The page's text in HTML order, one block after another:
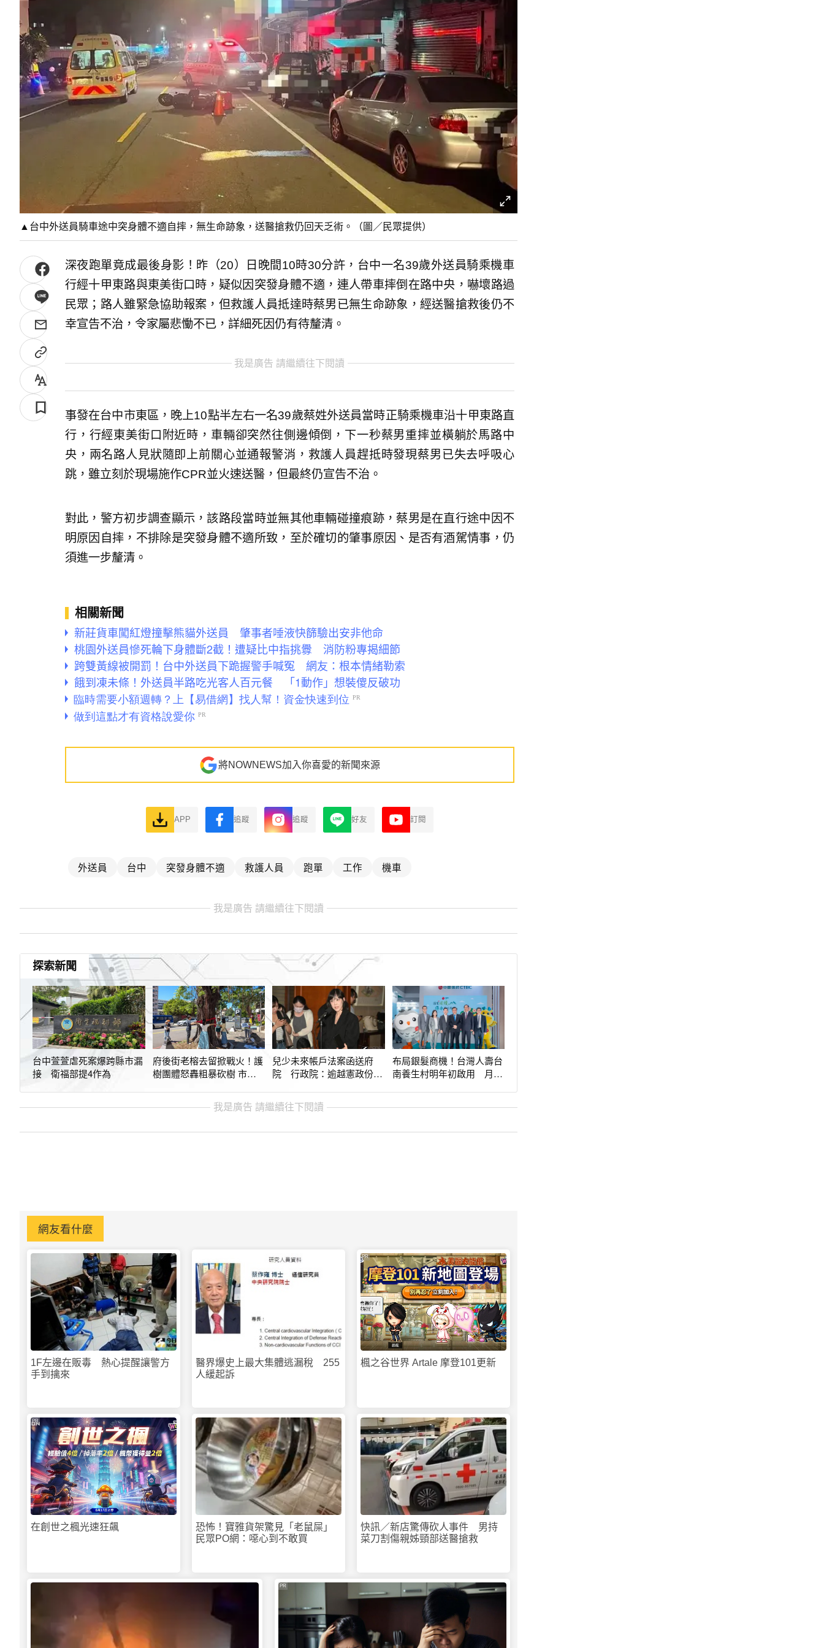
▲台中外送員騎車途中突身體不適自摔，無生命跡象，送醫搶救仍回天乏術。（圖／民眾提供）
深夜跑單竟成最後身影！昨（20）日晚間10時30分許，台中一名39歲外送員騎乘機車
行經十甲東路與東美街口時，疑似因突發身體不適，連人帶車摔倒在路中央，嚇壞路過
民眾；路人雖緊急協助報案，但救護人員抵達時蔡男已無生命跡象，經送醫搶救後仍不
幸宣告不治，令家屬悲慟不已，詳細死因仍有待釐清。
我是廣告 請繼續往下閱讀
事發在台中市東區，晚上10點半左右一名39歲蔡姓外送員當時正騎乘機車沿十甲東路直
行，行經東美街口附近時，車輛卻突然往側邊傾倒，下一秒蔡男重摔並橫躺於馬路中
央，兩名路人見狀隨即上前關心並通報警消，救護人員趕抵時發現蔡男已失去呼吸心
跳，雖立刻於現場施作CPR並火速送醫，但最終仍宣告不治。
對此，警方初步調查顯示，該路段當時並無其他車輛碰撞痕跡，蔡男是在直行途中因不
明原因自摔，不排除是突發身體不適所致，至於確切的肇事原因、是否有酒駕情事，仍
須進一步釐清。
相關新聞
新莊貨車闖紅燈撞擊熊貓外送員 肇事者唾液快篩驗出安非他命
桃園外送員慘死輪下身體斷2截！遭疑比中指挑釁 消防粉專揭細節
跨雙黃線被開罰！台中外送員下跪握警手喊冤 網友：根本情緒勒索
餓到凍未條！外送員半路吃光客人百元餐 「1動作」想裝傻反破功
將NOWNEWS加入你喜愛的新聞來源
APP 追蹤 追蹤 好友 訂閱
外送員 台中 突發身體不適 救護人員 跑單 工作 機車
我是廣告 請繼續往下閱讀
探索新聞
台中萱萱虐死案爆跨縣市漏
接 衛福部提4作為
府後街老榕去留掀戰火！護
樹團體怒轟粗暴砍樹 市
兒少未來帳戶法案函送府
院 行政院：逾越憲政份
布局銀髮商機！台灣人壽台
南養生村明年初啟用 月繳
我是廣告 請繼續往下閱讀
網友看什麼
1F左邊在販毒 熱心提醒讓警方
手到擒來
醫界爆史上最大集體逃漏稅 255
人緩起訴
楓之谷世界 Artale 摩登101更新
PR
在創世之楓光速狂飆
PR
恐怖！寶雅貨架驚見「老鼠屎」
民眾PO網：噁心到不敢買
快訊／新店驚傳砍人事件 男持
菜刀割傷親姊頸部送醫搶救
PR